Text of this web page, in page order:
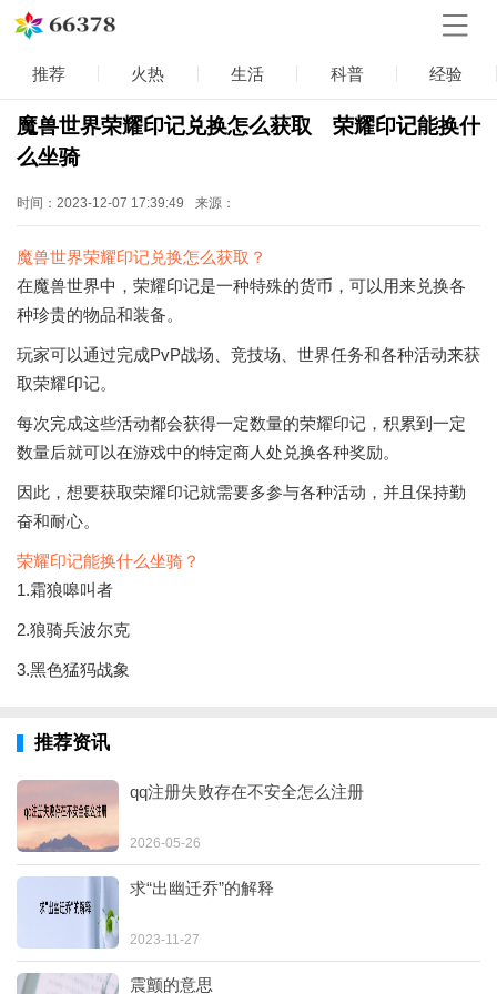
推荐 火热 生活 科普 经验
魔兽世界荣耀印记兑换怎么获取 荣耀印记能换什
么坐骑
时间：2023-12-07 17:39:49 来源：
魔兽世界荣耀印记兑换怎么获取？
在魔兽世界中，荣耀印记是一种特殊的货币，可以用来兑换各
种珍贵的物品和装备。
玩家可以通过完成PvP战场、竞技场、世界任务和各种活动来获
取荣耀印记。
每次完成这些活动都会获得一定数量的荣耀印记，积累到一定
数量后就可以在游戏中的特定商人处兑换各种奖励。
因此，想要获取荣耀印记就需要多参与各种活动，并且保持勤
奋和耐心。
荣耀印记能换什么坐骑？
1.霜狼嗥叫者
2.狼骑兵波尔克
3.黑色猛犸战象
推荐资讯
qq注册失败存在不安全怎么注册
2026-05-26
求“出幽迁乔”的解释
2023-11-27
震颤的意思